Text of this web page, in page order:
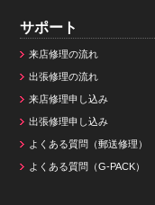
サポート
来店修理の流れ
出張修理の流れ
来店修理申し込み
出張修理申し込み
よくある質問（郵送修理）
よくある質問（G-PACK）